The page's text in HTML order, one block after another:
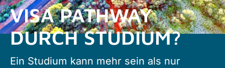
VISA PATHWAY
DURCH STUDIUM?
Ein Studium kann mehr sein als nur